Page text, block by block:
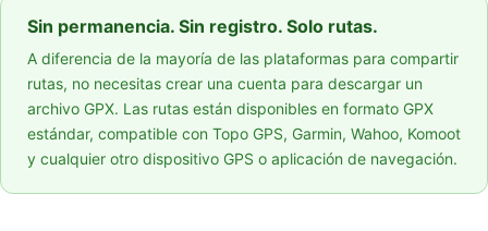
Sin permanencia. Sin registro. Solo rutas.
A diferencia de la mayoría de las plataformas para compartir
rutas, no necesitas crear una cuenta para descargar un
archivo GPX. Las rutas están disponibles en formato GPX
estándar, compatible con Topo GPS, Garmin, Wahoo, Komoot
y cualquier otro dispositivo GPS o aplicación de navegación.